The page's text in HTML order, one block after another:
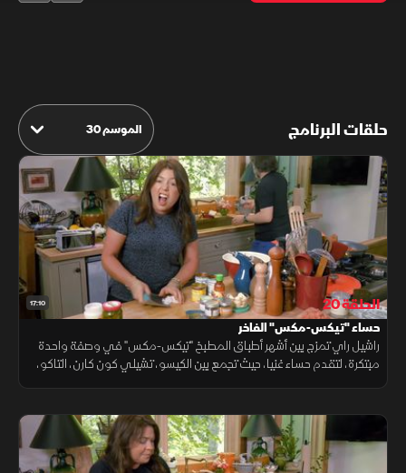
حلقات البرنامج الموسم 30
17:10 الحلقة 20
حساء "تيكس-مكس" الفاخر
راشيل راي تمزج بين أشهر أطباق المطبخ "تيكس-مكس" في وصفة واحدة
مبتكرة، لتقدم حساء غنيا، حيث تجمع بين الكيسو، تشيلي كون كارن، التاكو،